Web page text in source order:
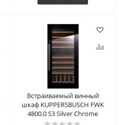
Встраиваемый винный
шкаф KUPPERSBUSCH FWK
4800.0 S3 Silver Chrome